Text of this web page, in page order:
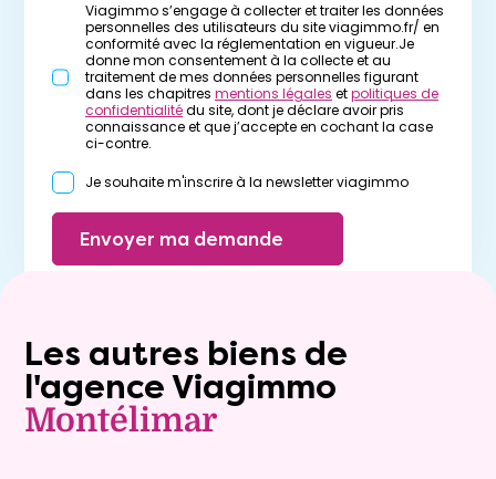
Viagimmo s’engage à collecter et traiter les données
personnelles des utilisateurs du site viagimmo.fr/ en
conformité avec la réglementation en vigueur.Je
donne mon consentement à la collecte et au
traitement de mes données personnelles figurant
dans les chapitres mentions légales etpolitiques de
confidentialitédu site, dont je déclare avoir pris
connaissance et que j’accepte en cochant la case
ci-contre.
Je souhaite m'inscrire à la newsletter viagimmo
Envoyer ma demande
Les autres biens de
l'agence Viagimmo
Montélimar